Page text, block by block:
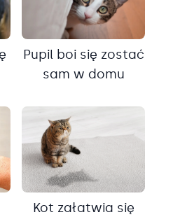
Pupil boi się zostać
sam w domu
Kot załatwia się